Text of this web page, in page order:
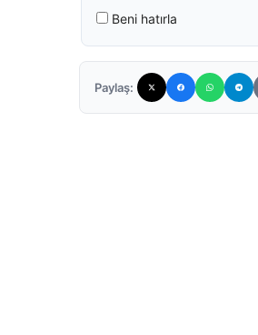
Beni hatırla
Paylaş: